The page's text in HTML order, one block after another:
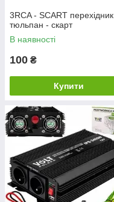
3RCA - SCART перехідник
тюльпан - скарт
В наявності
100 ₴
Купити